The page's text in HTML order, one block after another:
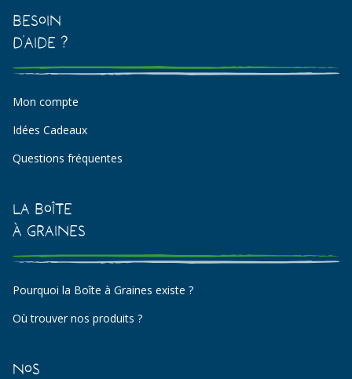
Besoin
d'aide ?
Mon compte
Idées Cadeaux
Questions fréquentes
La Boîte
à Graines
Pourquoi la Boîte à Graines existe ?
Où trouver nos produits ?
Nos